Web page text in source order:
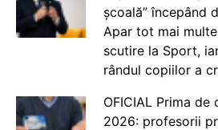
școală” începând
Apar tot mai
scutire la Sport,
rândul copiilor a
OFICIAL Prima
2026: profesorii